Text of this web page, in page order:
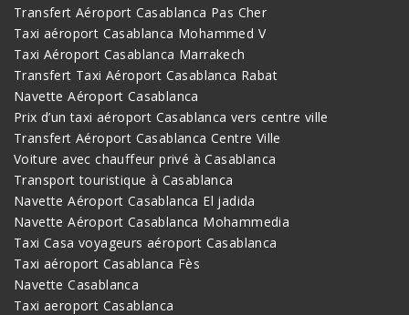
Transfert Aéroport Casablanca Pas Cher
Taxi aéroport Casablanca Mohammed V
Taxi Aéroport Casablanca Marrakech
Transfert Taxi Aéroport Casablanca Rabat
Navette Aéroport Casablanca
Prix d’un taxi aéroport Casablanca vers centre ville
Transfert Aéroport Casablanca Centre Ville
Voiture avec chauffeur privé à Casablanca
Transport touristique à Casablanca
Navette Aéroport Casablanca El jadida
Navette Aéroport Casablanca Mohammedia
Taxi Casa voyageurs aéroport Casablanca
Taxi aéroport Casablanca Fès
Navette Casablanca
Taxi aeroport Casablanca